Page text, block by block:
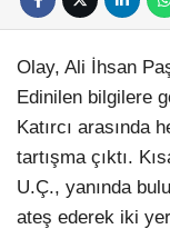
Olay, Ali İhsan
Edinilen bilgilere
Katırcı arasında
tartışma çıktı.
U.Ç., yanında
ateş ederek iki